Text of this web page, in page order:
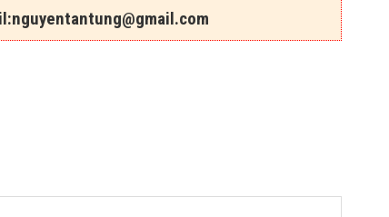
nguyentantung@gmail.com